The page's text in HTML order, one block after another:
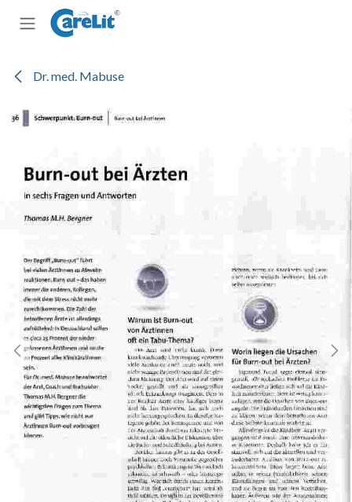
Zum Inhalt springen
Dr. med. Mabuse